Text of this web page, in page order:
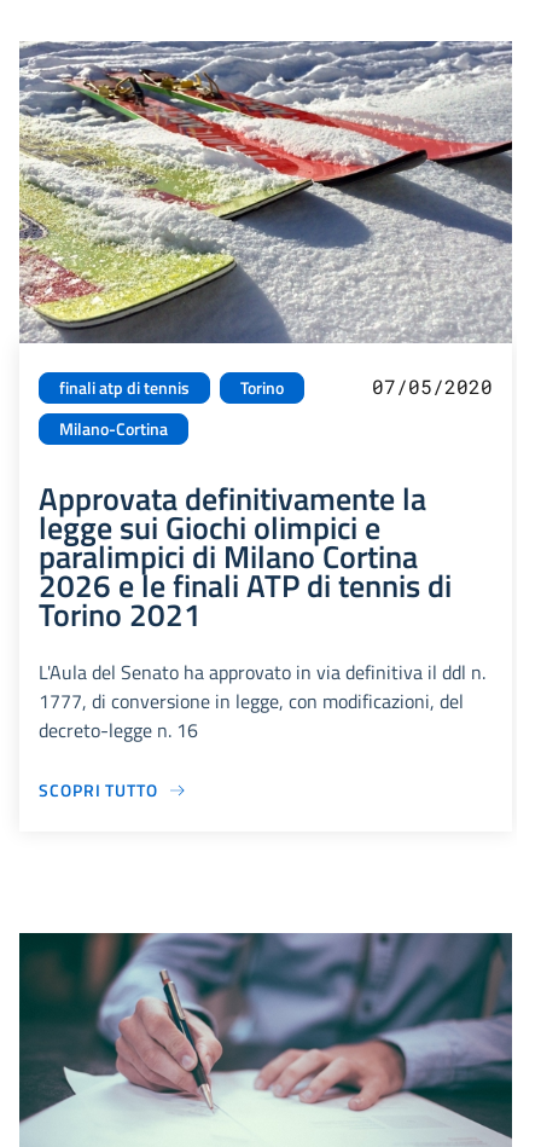
finali atp di tennis
Torino
Milano-Cortina
07/05/2020
Approvata definitivamente la
legge sui Giochi olimpici e
paralimpici di Milano Cortina
2026 e le finali ATP di tennis di
Torino 2021
L'Aula del Senato ha approvato in via definitiva il ddl n.
1777, di conversione in legge, con modificazioni, del
decreto-legge n. 16
SCOPRI TUTTO